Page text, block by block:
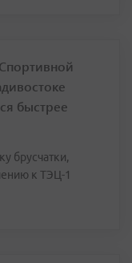
быстрее
брусчатки,
к ТЭЦ-1